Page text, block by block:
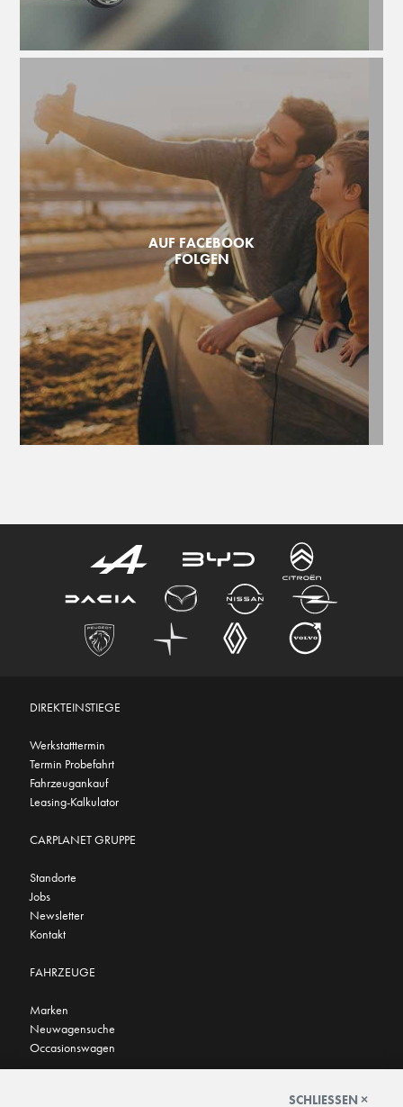
AUF FACEBOOK
FOLGEN
DIREKTEINSTIEGE
Werkstatttermin
Termin Probefahrt
Fahrzeugankauf
Leasing-Kalkulator
CARPLANET GRUPPE
Standorte
Jobs
Newsletter
Kontakt
FAHRZEUGE
Marken
Neuwagensuche
Occasionswagen
SCHLIESSEN ×